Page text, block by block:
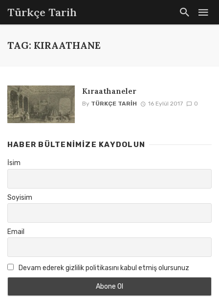
Türkçe Tarih
TAG: KIRAATHANE
Kıraathaneler
By TÜRKÇE TARIH 16 Eylül 2017 0
HABER BÜLTENIMIZE KAYDOLUN
İsim
Soyisim
Email
Devam ederek gizlilik politikasını kabul etmiş olursunuz